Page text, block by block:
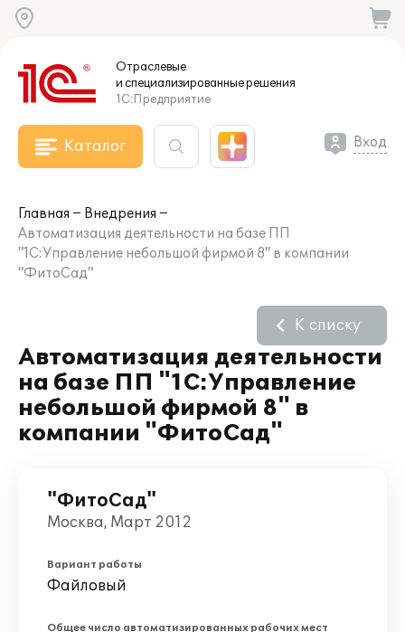
Отраслевые
и специализированныерешения
1С:Предприятие
Каталог Вход
Главная
Внедрения
Автоматизация деятельности на базе ПП
"1С:Управление небольшой фирмой 8" в компании
"ФитоСад"
Автоматизация деятельности
на базе ПП "1С:Управление
небольшой фирмой 8" в
компании "ФитоСад"
К списку
"ФитоСад"
Москва, Март 2012
Вариант работы
Файловый
Общее число автоматизированных рабочих мест